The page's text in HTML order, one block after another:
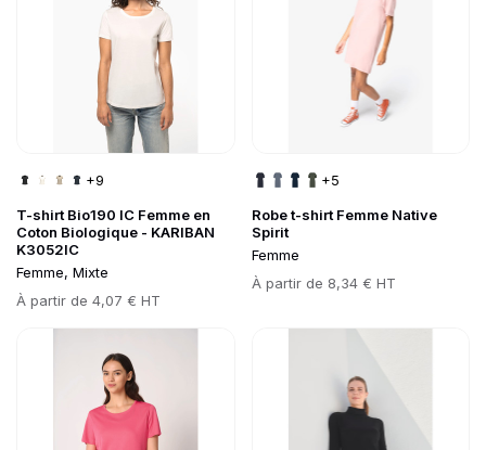
T-shirt Bio190 IC Femme en
Coton Biologique - KARIBAN
K3052IC
Femme, Mixte
Prix
À partir de 4,07 € HT
+9
Robe t-shirt Femme Native
Spirit
Femme
Prix
À partir de 8,34 € HT
+5